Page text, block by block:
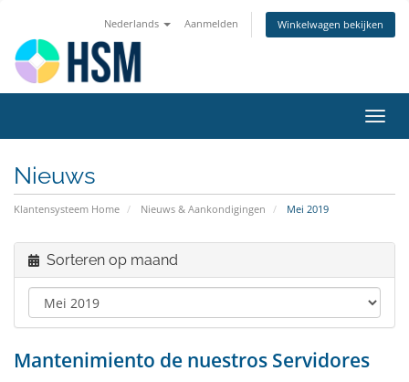
Nederlands Aanmelden Winkelwagen bekijken
in-/
Nieuws
Klantensysteem Home Nieuws & Aankondigingen Mei 2019
Sorteren op maand
Mantenimiento de nuestros Servidores